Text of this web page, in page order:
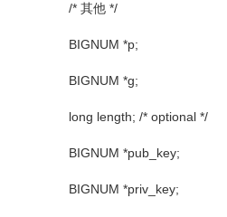
/* 其他 */
BIGNUM *p;
BIGNUM *g;
long length; /* optional */
BIGNUM *pub_key;
BIGNUM *priv_key;